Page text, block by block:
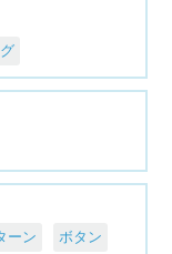
ーン ボタン